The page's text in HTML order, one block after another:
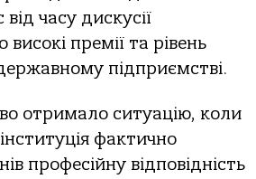
часу дискусії
високі премії та рівень
підприємстві.
отримало ситуацію, коли
фактично
професійну відповідність